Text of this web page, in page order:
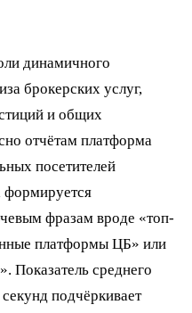
динамичного
брокерских услуг,
и общих
отчётам платформа
посетителей
формируется
фразам вроде «топ-
платформы ЦБ» или
Показатель среднего
подчёркивает